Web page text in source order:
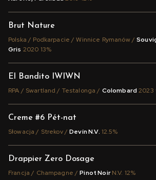
Brut Nature
Polska / Podkarpacie / Winnice Rymanów /
Gris 2020 13%
El Bandito IWIWN
RPA / Swartland / Testalonga / Colombard 2023
Creme #6 Pét-nat
Słowacja / Strekov /Devín N.V. 12.5%
Drappier Zero Dosage
Francja / Champagne /Pinot NoirN.V. 12%